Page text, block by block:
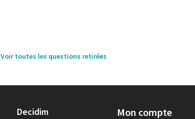
Voir toutes les questions retirées
Decidim Mon compte